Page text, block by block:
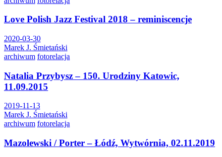
Love Polish Jazz Festival 2018 – reminiscencje
2020-03-30
Marek J. Śmietański
archiwum fotorelacja
Natalia Przybysz – 150. Urodziny Katowic,
11.09.2015
2019-11-13
Marek J. Śmietański
archiwum fotorelacja
Mazolewski / Porter – Łódź, Wytwórnia, 02.11.2019